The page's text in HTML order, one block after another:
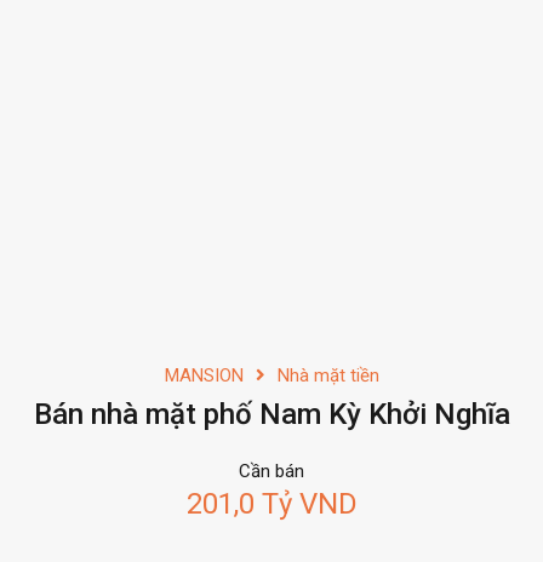
MANSION Nhà mặt tiền
Bán nhà mặt phố Nam Kỳ Khởi Nghĩa
Cần bán
201,0 Tỷ VND